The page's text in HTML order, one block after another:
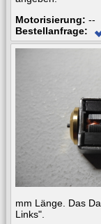
Motorisierung: --
Bestellanfrage:
mm Länge. Das
Links".